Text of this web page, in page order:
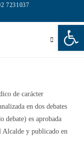
7231037
Menú
de carácter
en dos debates
debate) es aprobada
Alcalde y publicado en